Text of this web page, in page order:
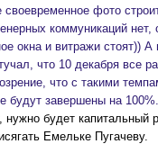
фото
коммуникаций нет,
окна и витражи стоят)) А
что 10 декабря все
что с такими
будут завершены на 100%.
нужно будет капитальный
Емельке Пугачеву.